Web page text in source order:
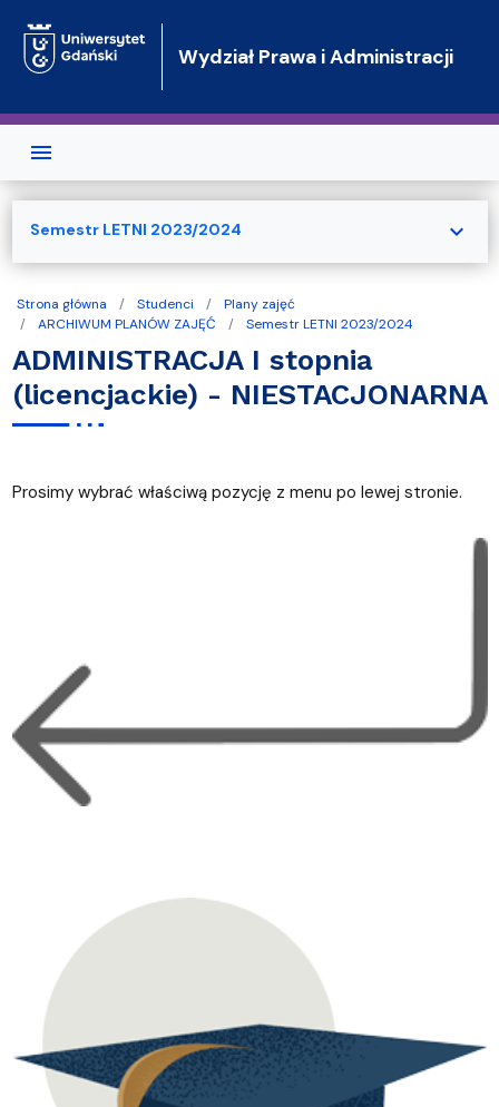
Wydział Prawa i Administracji
Strona główna Studenci
Plany zajęć
ARCHIWUM PLANÓW ZAJĘĆ
Semestr LETNI 2023/2024
ADMINISTRACJA I stopnia
(licencjackie) - NIESTACJONARNA
Prosimy wybrać właściwą pozycję z menu po lewej stronie.
Semestr LETNI 2023/2024 expand_more